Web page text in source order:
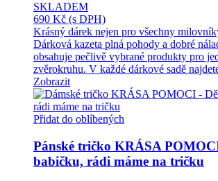
SKLADEM
690 Kč (s DPH)
Krásný dárek nejen pro všechny
Dárková kazeta plná pohody a dobré
obsahuje pečlivě vybrané produkty pro
zvěrokruhu. V každé dárkové sadě
Zobrazit
Přidat do oblíbených
Pánské tričko KRÁSA
babičku, rádi máme na tričku